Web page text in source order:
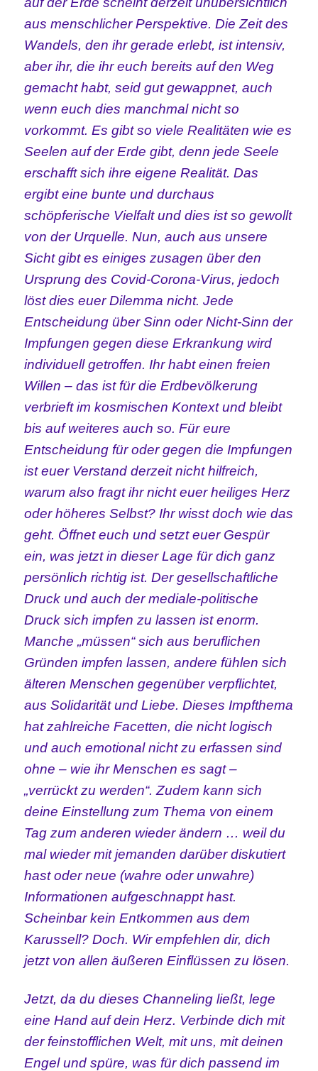
aus menschlicher Perspektive. Die Zeit des
Wandels, den ihr gerade erlebt, ist intensiv,
aber ihr, die ihr euch bereits auf den Weg
gemacht habt, seid gut gewappnet, auch
wenn euch dies manchmal nicht so
vorkommt. Es gibt so viele Realitäten wie es
Seelen auf der Erde gibt, denn jede Seele
erschafft sich ihre eigene Realität. Das
ergibt eine bunte und durchaus
schöpferische Vielfalt und dies ist so gewollt
von der Urquelle.Nun, auch aus unsere
Sicht gibt es einiges zusagen über den
Ursprung des Covid-Corona-Virus, jedoch
löst dies euer Dilemma nicht. Jede
Entscheidung über Sinn oder Nicht-Sinn der
Impfungen gegen diese Erkrankung wird
individuell getroffen. Ihr habt einen freien
Willen – das ist für die Erdbevölkerung
verbrieft im kosmischen Kontext und bleibt
bis auf weiteres auch so.Für eure
Entscheidung für oder gegen die Impfungen
ist euer Verstand derzeit nicht hilfreich,
warum also fragt ihr nicht euer heiliges Herz
oder höheres Selbst? Ihr wisst doch wie das
geht. Öffnet euch und setzt euer Gespür
ein, was jetzt in dieser Lage für dich ganz
persönlich richtig ist. Der gesellschaftliche
Druck und auch der mediale-politische
Druck sich impfen zu lassen ist enorm.
Manche „müssen“ sich aus beruflichen
Gründen impfen lassen, andere fühlen sich
älteren Menschen gegenüber verpflichtet,
aus Solidarität und Liebe. Dieses Impfthema
hat zahlreiche Facetten, die nicht logisch
und auch emotional nicht zu erfassen sind
ohne – wie ihr Menschen es sagt –
„verrückt zu werden“. Zudem kann sich
deine Einstellung zum Thema von einem
Tag zum anderen wieder ändern … weil du
mal wieder mit jemanden darüber diskutiert
hast oder neue (wahre oder unwahre)
Informationen aufgeschnappt hast.
Scheinbar kein Entkommen aus dem
Karussell? Doch. Wir empfehlen dir, dich
jetzt von allen äußeren Einflüssen zu lösen.
Jetzt, da du dieses Channeling ließt, lege
eine Hand auf dein Herz. Verbinde dich mit
der feinstofflichen Welt, mit uns, mit deinen
Engel und spüre, was für dich passend im